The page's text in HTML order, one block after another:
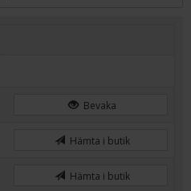
Bevaka
Hämta i butik
Hämta i butik